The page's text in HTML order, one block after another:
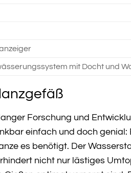
mit Docht und
Forschung und
einfach und doch genial:
es benötigt. Der
nicht nur lästiges